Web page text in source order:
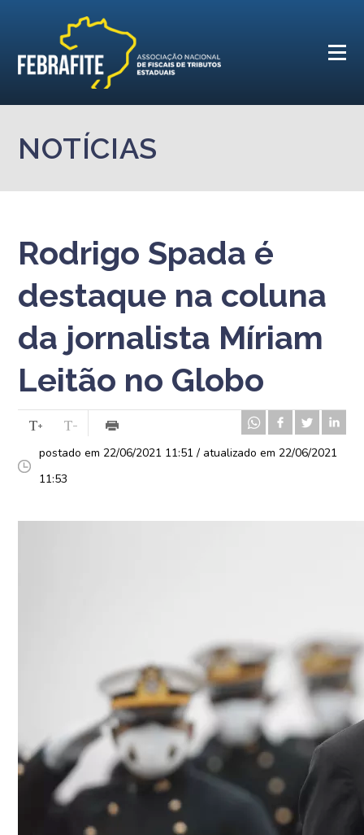
NOTÍCIAS
Rodrigo Spada é
destaque na coluna
da jornalista Míriam
Leitão no Globo
postado em 22/06/2021 11:51 / atualizado em 22/06/2021
11:53